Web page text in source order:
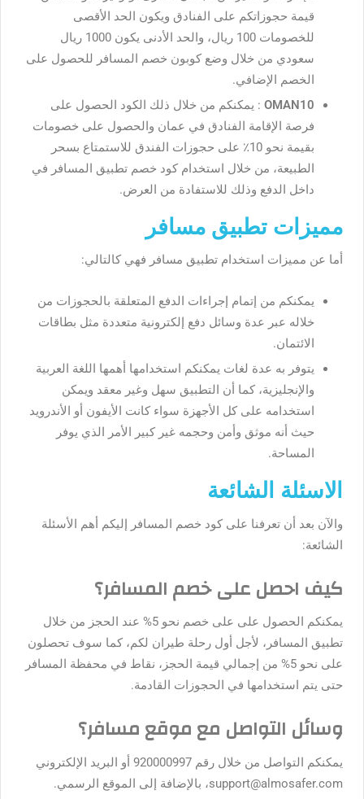
قيمة حجوزاتكم على الفنادق ويكون الحد الأقصى
للخصومات 100 ريال، والحد الأدنى يكون 1000 ريال
سعودي من خلال وضع كوبون خصم المسافر للحصول على
الخصم الإضافي.
OMAN10 : يمكنكم من خلال ذلك الكود الحصول على
فرصة الإقامة الفنادق في عمان والحصول على خصومات
بقيمة نحو 10٪ على حجوزات الفندق للاستمتاع بسحر
الطبيعة، من خلال استخدام كود خصم تطبيق المسافر في
داخل الدفع وذلك للاستفادة من العرض.
مميزات تطبيق مسافر
أما عن مميزات استخدام تطبيق مسافر فهي كالتالي:
يمكنكم من إتمام إجراءات الدفع المتعلقة بالحجوزات من
خلاله عبر عدة وسائل دفع إلكترونية متعددة مثل بطاقات
الائتمان.
يتوفر به عدة لغات يمكنكم استخدامها أهمها اللغة العربية
والإنجليزية، كما أن التطبيق سهل وغير معقد ويمكن
استخدامه على كل الأجهزة سواء كانت الأيفون أو الأندرويد
حيث أنه موثق وأمن وحجمه غير كبير الأمر الذي يوفر
المساحة.
الاسئلة الشائعة
والآن بعد أن تعرفنا على كود خصم المسافر إليكم أهم الأسئلة
الشائعة:
كيف احصل على خصم المسافر؟
يمكنكم الحصول على على خصم نحو 5% عند الحجز من خلال
تطبيق المسافر، لأجل أول رحلة طيران لكم، كما سوف تحصلون
على نحو 5% من إجمالي قيمة الحجز، نقاط في محفظة المسافر
حتى يتم استخدامها في الحجوزات القادمة.
وسائل التواصل مع موقع مسافر؟
يمكنكم التواصل من خلال رقم 920000997 أو البريد الإلكتروني
support@almosafer.com، بالإضافة إلى الموقع الرسمي.